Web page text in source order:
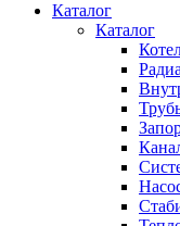
Каталог
Каталог